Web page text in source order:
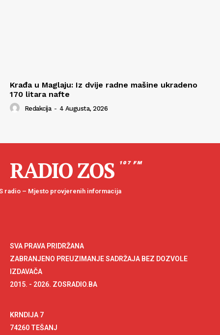
Krađa u Maglaju: Iz dvije radne mašine ukradeno
170 litara nafte
Redakcija - 4 Augusta, 2026
RADIO ZOS 107 FM
radio – Mjesto provjerenih informacija
SVA PRAVA PRIDRŽANA
ZABRANJENO PREUZIMANJE SADRŽAJA BEZ DOZVOLE
IZDAVAČA
2015. - 2026. ZOSRADIO.BA
KRNDIJA 7
74260 TEŠANJ